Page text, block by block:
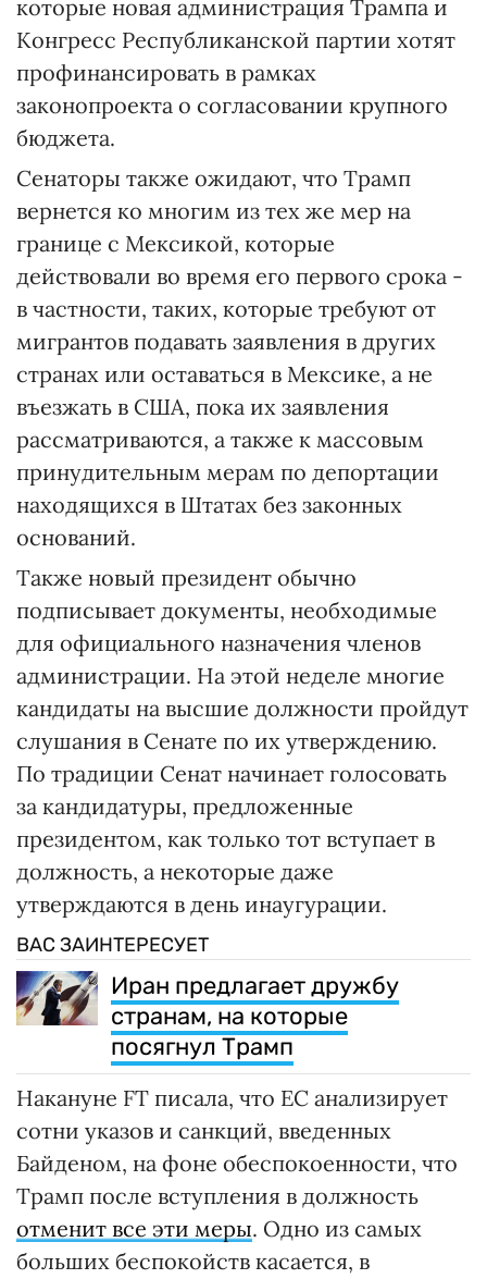
которые новая администрация Трампа и
Конгресс Республиканской партии хотят
профинансировать в рамках
законопроекта о согласовании крупного
бюджета.
Сенаторы также ожидают, что Трамп
вернется ко многим из тех же мер на
границе с Мексикой, которые
действовали во время его первого срока -
в частности, таких, которые требуют от
мигрантов подавать заявления в других
странах или оставаться в Мексике, а не
въезжать в США, пока их заявления
рассматриваются, а также к массовым
принудительным мерам по депортации
находящихся в Штатах без законных
оснований.
Также новый президент обычно
подписывает документы, необходимые
для официального назначения членов
администрации. На этой неделе многие
кандидаты на высшие должности пройдут
слушания в Сенате по их утверждению.
По традиции Сенат начинает голосовать
за кандидатуры, предложенные
президентом, как только тот вступает в
должность, а некоторые даже
утверждаются в день инаугурации.
ВАС ЗАИНТЕРЕСУЕТ
Иран предлагает дружбу
странам, на которые
посягнул Трамп
Накануне FT писала, что ЕС анализирует
сотни указов и санкций, введенных
Байденом, на фоне обеспокоенности, что
Трамп после вступления в должность
отменит все эти меры. Одно из самых
больших беспокойств касается, в